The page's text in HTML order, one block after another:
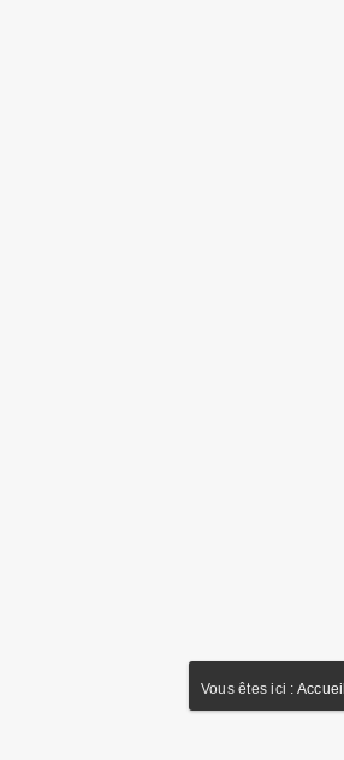
Vous êtes ici : Accueil